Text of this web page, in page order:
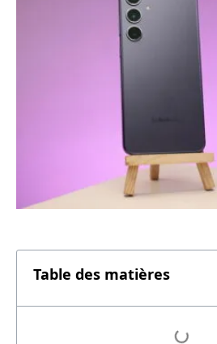
Table des matières